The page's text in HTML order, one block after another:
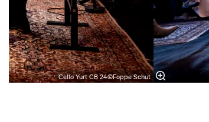
Cello Yurt CB 24©Foppe Schut